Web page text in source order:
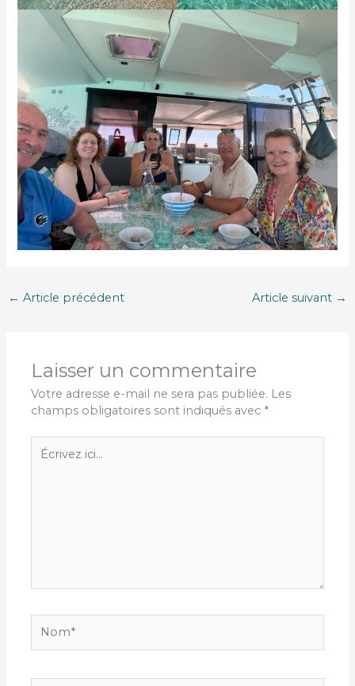
← Article précédent Article suivant →
Laisser un commentaire
Votre adresse e-mail ne sera pas publiée. Les
champs obligatoires sont indiqués avec *
Écrivez
ici…